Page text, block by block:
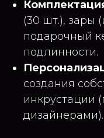
(30 шт.), зары
подарочный
подлинности.
создания
инкрустации
дизайнерами).